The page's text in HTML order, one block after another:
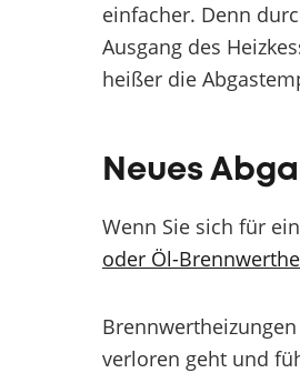
einfacher. Denn
Ausgang des
heißer die
Neues
Wenn Sie sich für
oder Öl-
verloren geht und